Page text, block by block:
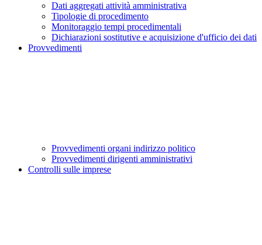
Dati aggregati attività amministrativa
Tipologie di procedimento
Monitoraggio tempi procedimentali
Dichiarazioni sostitutive e acquisizione d'ufficio dei dati
Provvedimenti
Provvedimenti organi indirizzo politico
Provvedimenti dirigenti amministrativi
Controlli sulle imprese